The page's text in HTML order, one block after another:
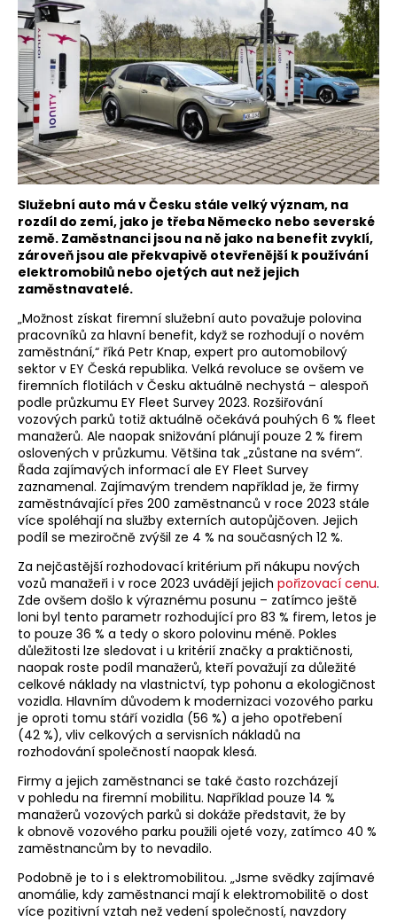
Služební auto má v Česku stále velký význam, na
rozdíl do zemí, jako je třeba Německo nebo severské
země. Zaměstnanci jsou na ně jako na benefit zvyklí,
zároveň jsou ale překvapivě otevřenější k používání
elektromobilů nebo ojetých aut než jejich
zaměstnavatelé.
„Možnost získat firemní služební auto považuje polovina
pracovníků za hlavní benefit, když se rozhodují o novém
zaměstnání,“ říká Petr Knap, expert pro automobilový
sektor v EY Česká republika. Velká revoluce se ovšem ve
firemních flotilách v Česku aktuálně nechystá – alespoň
podle průzkumu EY Fleet Survey 2023. Rozšiřování
vozových parků totiž aktuálně očekává pouhých 6 % fleet
manažerů. Ale naopak snižování plánují pouze 2 % firem
oslovených v průzkumu. Většina tak „zůstane na svém“.
Řada zajímavých informací ale EY Fleet Survey
zaznamenal. Zajímavým trendem například je, že firmy
zaměstnávající přes 200 zaměstnanců v roce 2023 stále
více spoléhají na služby externích autopůjčoven. Jejich
podíl se meziročně zvýšil ze 4 % na současných 12 %.
Za nejčastější rozhodovací kritérium při nákupu nových
vozů manažeři i v roce 2023 uvádějí jejich pořizovací cenu.
Zde ovšem došlo k výraznému posunu – zatímco ještě
loni byl tento parametr rozhodující pro 83 % firem, letos je
to pouze 36 % a tedy o skoro polovinu méně. Pokles
důležitosti lze sledovat i u kritérií značky a praktičnosti,
naopak roste podíl manažerů, kteří považují za důležité
celkové náklady na vlastnictví, typ pohonu a ekologičnost
vozidla. Hlavním důvodem k modernizaci vozového parku
je oproti tomu stáří vozidla (56 %) a jeho opotřebení
(42 %), vliv celkových a servisních nákladů na
rozhodování společností naopak klesá.
Firmy a jejich zaměstnanci se také často rozcházejí
v pohledu na firemní mobilitu. Například pouze 14 %
manažerů vozových parků si dokáže představit, že by
k obnově vozového parku použili ojeté vozy, zatímco 40 %
zaměstnancům by to nevadilo.
Podobně je to i s elektromobilitou. „Jsme svědky zajímavé
anomálie, kdy zaměstnanci mají k elektromobilitě o dost
více pozitivní vztah než vedení společností, navzdory